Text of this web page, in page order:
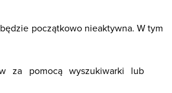
początkowo nieaktywna. W tym
za pomocą wyszukiwarki lub